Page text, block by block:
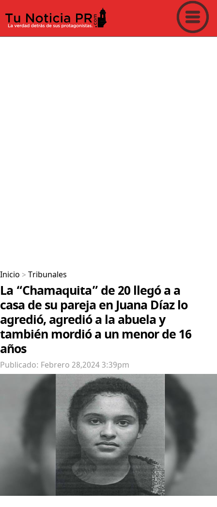
Inicio > Tribunales
La “Chamaquita” de 20 llegó a a
casa de su pareja en Juana Díaz lo
agredió, agredió a la abuela y
también mordió a un menor de 16
años
Publicado: Febrero 28,2024 3:39pm